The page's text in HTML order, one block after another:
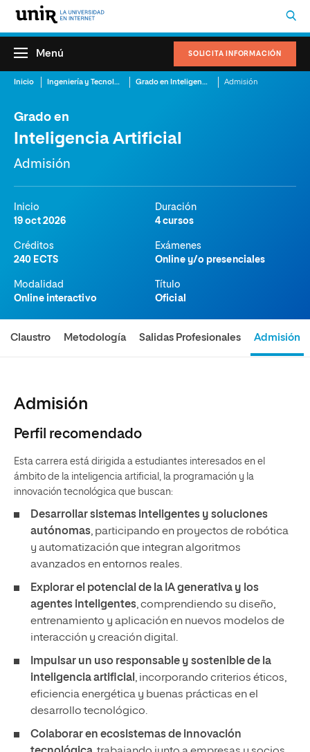
SOLICITA INFORMACIÓN
Menú
Inicio Ingeniería y Tecnología Grado en Inteligencia Artificial Admisión
Grado en
Inteligencia Artificial
Admisión
Inicio
19 oct 2026
Duración
4 cursos
Créditos
240 ECTS
Exámenes
Online y/o presenciales
Modalidad
Online interactivo
Título
Oficial
Claustro Metodología Salidas Profesionales Admisión
Admisión
Perfil recomendado
Esta carrera está dirigida a estudiantes interesados en el
ámbito de la inteligencia artificial, la programación y la
innovación tecnológica que buscan:
Desarrollar sistemas inteligentes y soluciones
autónomas, participando en proyectos de robótica
y automatización que integran algoritmos
avanzados en entornos reales.
Explorar el potencial de la IA generativa y los
agentes inteligentes, comprendiendo su diseño,
entrenamiento y aplicación en nuevos modelos de
interacción y creación digital.
Impulsar un uso responsable y sostenible de la
inteligencia artificial , incorporando criterios éticos,
eficiencia energética y buenas prácticas en el
desarrollo tecnológico.
Colaborar en ecosistemas de innovación